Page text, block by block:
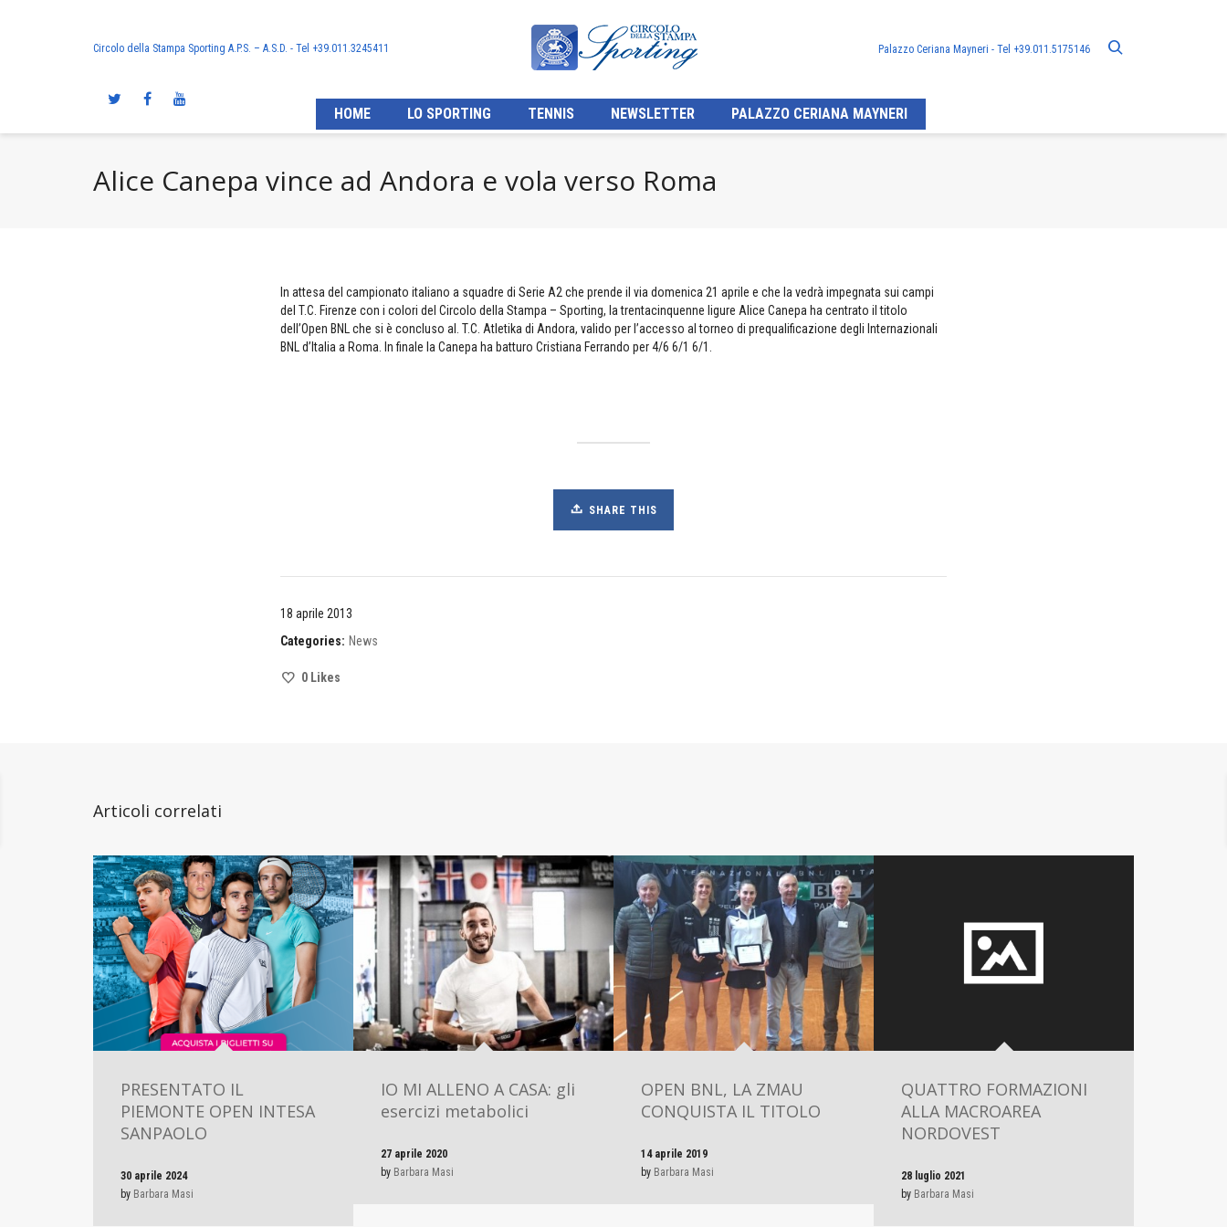
Circolo della Stampa Sporting A.P.S. – A.S.D. - Tel +39.011.3245411 Palazzo Ceriana Mayneri - Tel +39.011.5175146
HOME LO SPORTING TENNIS NEWSLETTER PALAZZO CERIANA MAYNERI
Alice Canepa vince ad Andora e vola verso Roma
In attesa del campionato italiano a squadre di Serie A2 che prende il via domenica 21 aprile e che la vedrà impegnata sui campi
del T.C. Firenze con i colori del Circolo della Stampa – Sporting, la trentacinquenne ligure Alice Canepa ha centrato il titolo
dell’Open BNL che si è concluso al. T.C. Atletika di Andora, valido per l’accesso al torneo di prequalificazione degli Internazionali
BNL d’Italia a Roma. In finale la Canepa ha batturo Cristiana Ferrando per 4/6 6/1 6/1.
SHARE THIS
18 aprile 2013
Categories: News
0 Likes
Articoli correlati
PRESENTATO IL
PIEMONTE OPEN INTESA
SANPAOLO
30 aprile 2024
by Barbara Masi
IO MI ALLENO A CASA: gli
esercizi metabolici
27 aprile 2020
by Barbara Masi
OPEN BNL, LA ZMAU
CONQUISTA IL TITOLO
14 aprile 2019
by Barbara Masi
QUATTRO FORMAZIONI
ALLA MACROAREA
NORDOVEST
28 luglio 2021
by Barbara Masi